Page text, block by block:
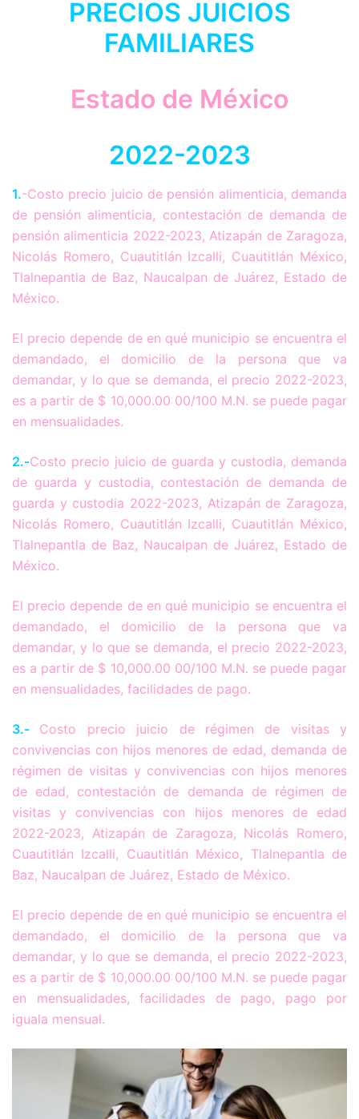
PRECIOS JUICIOS
FAMILIARES
Estado de México
2022-2023
1.-Costo precio juicio de pensión alimenticia, demanda
de pensión alimenticia, contestación de demanda de
pensión alimenticia 2022-2023, Atizapán de Zaragoza,
Nicolás Romero, Cuautitlán Izcalli, Cuautitlán México,
Tlalnepantla de Baz, Naucalpan de Juárez, Estado de
México.
El precio depende de en qué municipio se encuentra el
demandado, el domicilio de la persona que va
demandar, y lo que se demanda, el precio 2022-2023,
es a partir de $ 10,000.00 00/100 M.N. se puede pagar
en mensualidades.
2.-Costo precio juicio de guarda y custodia, demanda
de guarda y custodia, contestación de demanda de
guarda y custodia 2022-2023, Atizapán de Zaragoza,
Nicolás Romero, Cuautitlán Izcalli, Cuautitlán México,
Tlalnepantla de Baz, Naucalpan de Juárez, Estado de
México.
El precio depende de en qué municipio se encuentra el
demandado, el domicilio de la persona que va
demandar, y lo que se demanda, el precio 2022-2023,
es a partir de $ 10,000.00 00/100 M.N. se puede pagar
en mensualidades, facilidades de pago.
3.-
Costo precio juicio de régimen de visitas y
convivencias con hijos menores de edad, demanda de
régimen de visitas y convivencias con hijos menores
de edad, contestación de demanda de régimen de
visitas y convivencias con hijos menores de edad
2022-2023, Atizapán de Zaragoza, Nicolás Romero,
Cuautitlán Izcalli, Cuautitlán México, Tlalnepantla de
Baz, Naucalpan de Juárez, Estado de México.
El precio depende de en qué municipio se encuentra el
demandado, el domicilio de la persona que va
demandar, y lo que se demanda, el precio 2022-2023,
es a partir de $ 10,000.00 00/100 M.N. se puede pagar
en mensualidades, facilidades de pago, pago por
iguala mensual.